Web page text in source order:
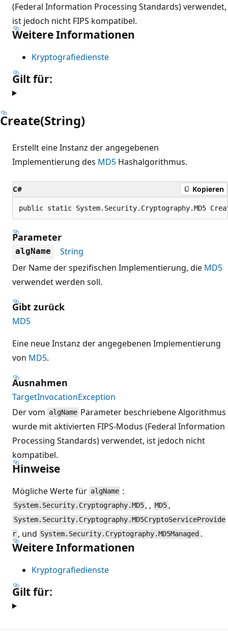
(Federal Information Processing Standards) verwendet,
ist jedoch nicht FIPS kompatibel.
Weitere Informationen
Kryptografiedienste
Gilt für:
Create(String)
Erstellt eine Instanz der angegebenen
Implementierung des MD5 Hashalgorithmus.
C# Kopieren
public static System.Security.Cryptography.MD5
Parameter
algName
String
Der Name der spezifischen Implementierung, die MD5
verwendet werden soll.
Gibt zurück
MD5
Eine neue Instanz der angegebenen Implementierung
von MD5.
Ausnahmen
TargetInvocationException
Der vom algName Parameter beschriebene Algorithmus
wurde mit aktivierten FIPS-Modus (Federal Information
Processing Standards) verwendet, ist jedoch nicht
kompatibel.
Hinweise
Mögliche Werte für algName :
System.Security.Cryptography.MD5 , ,MD5,
System.Security.Cryptography.MD5CryptoServiceProvide
r , und System.Security.Cryptography.MD5Managed .
Weitere Informationen
Kryptografiedienste
Gilt für:
Lesemodus